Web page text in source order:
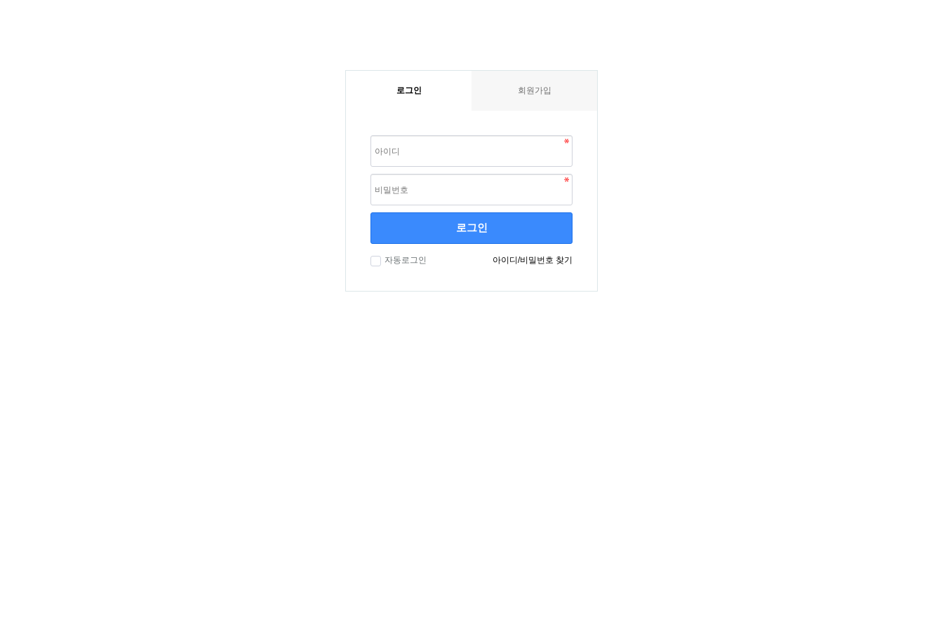
로그인 회원가입
로그인
자동로그인 아이디/비밀번호 찾기